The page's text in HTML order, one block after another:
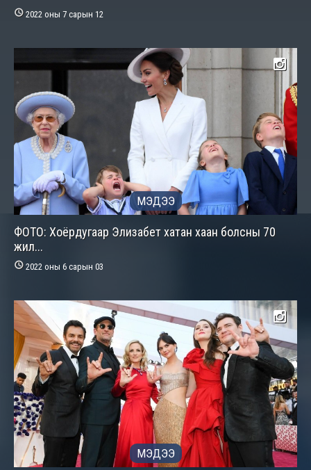
 2022 оны 7 сарын 12
МЭДЭЭ
ФОТО: Хоёрдугаар Элизабет хатан хаан болсны 70
жил...
 2022 оны 6 сарын 03
МЭДЭЭ